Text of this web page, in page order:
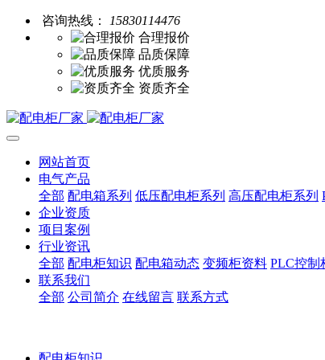
咨询热线：
15830114476
合理报价
品质保障
优质服务
资质齐全
网站首页
电气产品
全部 配电箱系列 低压配电柜系列 高压配电柜系列
企业资质
项目案例
行业资讯
全部 配电柜知识 配电箱动态 变频柜资料 PLC控制
联系我们
全部 公司简介 在线留言 联系方式